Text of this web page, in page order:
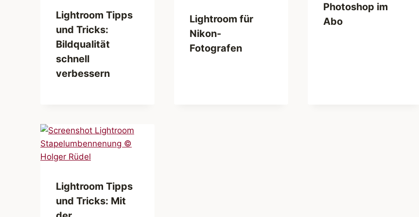
Lightroom Tipps
und Tricks:
Bildqualität
schnell
verbessern
Lightroom für
Nikon-
Fotografen
Photoshop im
Abo
Lightroom Tipps
und Tricks: Mit